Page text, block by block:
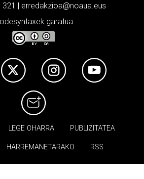
321 | erredakzioa@noaua.eus
garatua
LEGE OHARRA PUBLIZITATEA
HARREMANETARAKO RSS